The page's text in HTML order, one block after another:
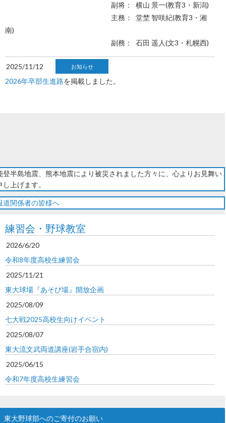
副将： 横山 景一(教育3・新潟)
主務： 堂埜 智咲紀(教育3・湘
南)
副務： 石田 遥人(文3・札幌西)
2025/11/12 お知らせ
2026年卒部生進路を掲載しました。
登半島地震、熊本地震により被災されました方々に、心よりお見舞い
し上げます。
道関係者の皆様へ
練習会・野球教室
2026/6/20
令和8年度高校生練習会
2025/11/21
東大球場『あそび場』開放企画
2025/08/09
七大戦2025高校生向けイベント
2025/08/07
東大流文武両道講座(岩手合宿内)
2025/06/15
令和7年度高校生練習会
東大野球部へのご寄付のお願い